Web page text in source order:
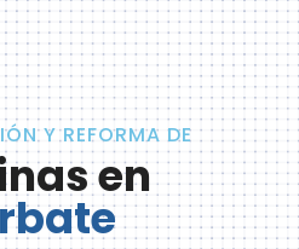
Y REFORMA DE
en